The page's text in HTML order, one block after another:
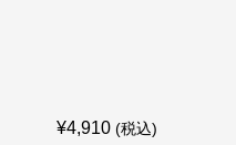
¥4,910 (税込)